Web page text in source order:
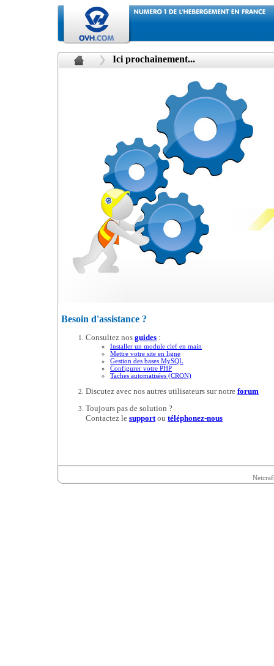
Ici prochainement...
Besoin d'assistance ?
Consultez nos guides :
Installer un module clef en main
Mettre votre site en ligne
Gestion des bases MySQL
Configurer votre PHP
Taches automatisées (CRON)
Discutez avec nos autres utilisateurs sur notre forum
Toujours pas de solution ?
Contactez le supportou téléphonez-nous